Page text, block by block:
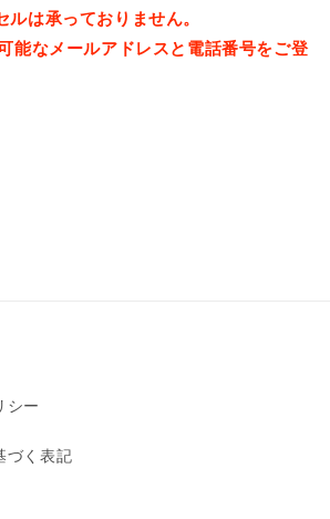
は承っておりません。
なメールアドレスと電話番号をご登
シー
づく表記